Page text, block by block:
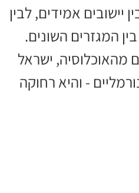
יישובים אמידים, לבין
המגזרים השונים.
כ-70 אחוזים מהאוכלוסיה, ישראל
- והיא רחוקה